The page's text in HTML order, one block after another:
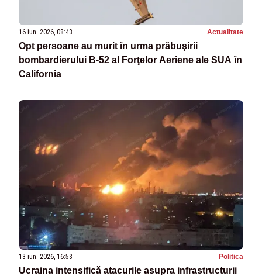
16 iun. 2026, 08:43 Actualitate
Opt persoane au murit în urma prăbuşirii
bombardierului B-52 al Forţelor Aeriene ale SUA în
California
13 iun. 2026, 16:53 Politica
Ucraina intensifică atacurile asupra infrastructurii